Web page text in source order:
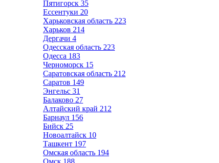
Пятигорск 35
Ессентуки 20
Харьковская область 223
Харьков 214
Дергачи 4
Одесская область 223
Одесса 183
Черноморск 15
Саратовская область 212
Саратов 149
Энгельс 31
Балаково 27
Алтайский край 212
Барнаул 156
Бийск 25
Новоалтайск 10
Ташкент 197
Омская область 194
Омск 188